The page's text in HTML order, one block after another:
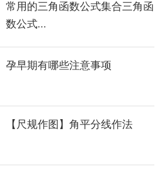
常用的三角函数公式集合三角函
数公式...
孕早期有哪些注意事项
【尺规作图】角平分线作法